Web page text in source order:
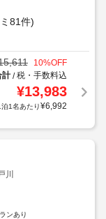
81件)
10%OFF
計/税・手数料込
¥13,983
泊1名あたり¥6,992
川
ンあり